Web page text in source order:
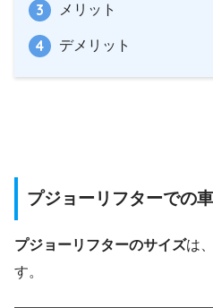
メリット
デメリット
プジョーリフターでの
プジョーリフターのサイズは
す。